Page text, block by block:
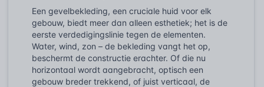
Een gevelbekleding, een cruciale huid voor elk
gebouw, biedt meer dan alleen esthetiek; het is de
eerste verdedigingslinie tegen de elementen.
Water, wind, zon – de bekleding vangt het op,
beschermt de constructie erachter. Of die nu
horizontaal wordt aangebracht, optisch een
gebouw breder trekkend, of juist verticaal, de